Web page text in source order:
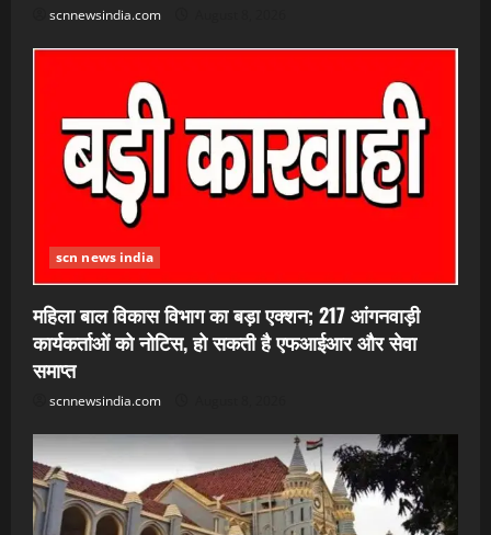
scnnewsindia.com
scn news india
महिला बाल विकास विभाग का बड़ा एक्शन; 217 आंगनवाड़ी
कार्यकर्ताओं को नोटिस, हो सकती है एफआईआर और सेवा
समाप्त
scnnewsindia.com